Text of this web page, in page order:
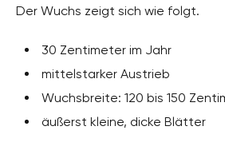
Der Wuchs zeigt sich wie folgt.
30 Zentimeter im Jahr
mittelstarker Austrieb
Wuchsbreite: 120 bis 150
äußerst kleine, dicke Blätter